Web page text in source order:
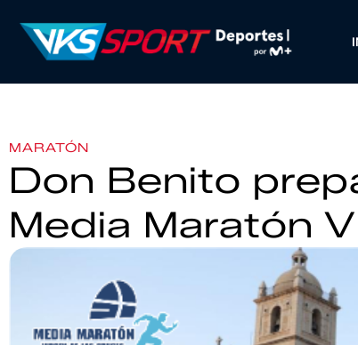
MARATÓN
Don Benito
Media Maratón